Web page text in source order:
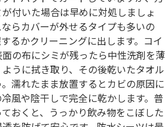
付いた場合は早めに対処しましょ
らカバーが外せるタイプも多いの
るかクリーニングに出します。コイ
の布にシミが残ったら中性洗剤を薄
うに拭き取り、その後乾いたタオル
濡れたまま放置するとカビの原因に
風や陰干しで完全に乾かします。普
おくと、うっかり飲み物をこぼした